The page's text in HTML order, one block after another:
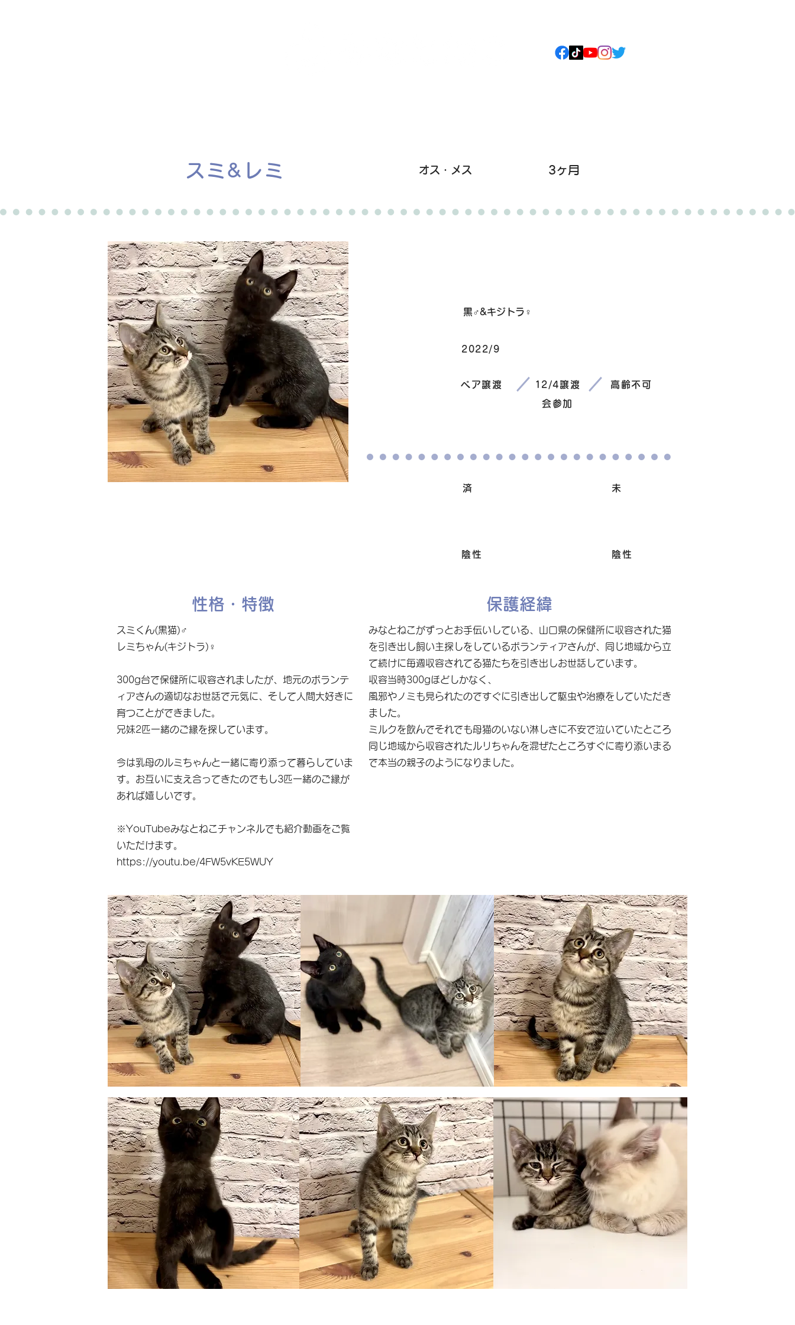
スミ&レミ オス・メス 3ヶ月
黒♂&キジトラ♀
2022/9
ペア譲渡
12/4譲渡
会参加
高齢不可
済 未
陰性 陰性
性格・特徴
スミくん(黒猫)♂
レミちゃん(キジトラ)♀
300g台で保健所に収容されましたが、地元のボランテ
ィアさんの適切なお世話で元気に、そして人間大好きに
育つことができました。
兄妹2匹一緒のご縁を探しています。
今は乳母のルミちゃんと一緒に寄り添って暮らしていま
す。お互いに支え合ってきたのでもし3匹一緒のご縁が
あれば嬉しいです。
※YouTubeみなとねこチャンネルでも紹介動画をご覧
いただけます。
https://youtu.be/4FW5vKE5WUY
保護経緯
みなとねこがずっとお手伝いしている、山口県の保健所に収容された猫
を引き出し飼い主探しをしているボランティアさんが、同じ地域から立
て続けに毎週収容されてる猫たちを引き出しお世話しています。
収容当時300gほどしかなく、
風邪やノミも見られたのですぐに引き出して駆虫や治療をしていただき
ました。
ミルクを飲んでそれでも母猫のいない淋しさに不安で泣いていたところ
同じ地域から収容されたルリちゃんを混ぜたところすぐに寄り添いまる
で本当の親子のようになりました。